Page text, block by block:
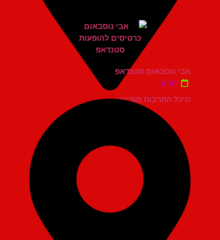
היכל התרבות מודיעין
אבי נוסבאום סטנדאפ
יום ש'